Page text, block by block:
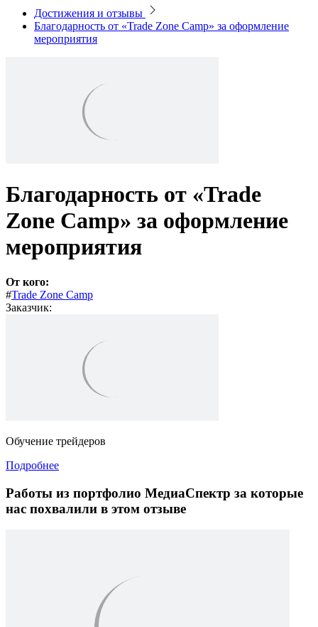
Достижения и отзывы
Благодарность от «Trade Zone Camp» за оформление
мероприятия
Благодарность от «Trade
Zone Camp» за оформление
мероприятия
От кого:
#Trade Zone Camp
Заказчик:
Обучение трейдеров
Подробнее
Работы из портфолио МедиаСпектр за которые
нас похвалили в этом отзыве